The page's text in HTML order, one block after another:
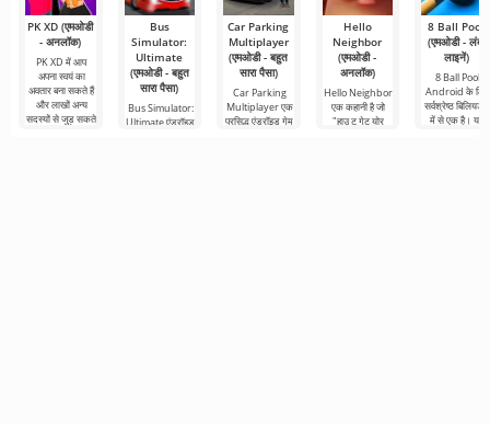
PK XD (एमओडी
- अनलॉक)
PK XD में आप
अपना स्वयं का
अवतार बना सकते हैं
और लाखों अन्य
सदस्यों से जुड़ सकते
Bus
Simulator:
Ultimate
(एमओडी - बहुत
सारा पैसा)
Bus Simulator:
Ultimate एंड्रॉइड
Car Parking
Multiplayer
(एमओडी - बहुत
सारा पैसा)
Car Parking
Multiplayer एक
प्रसिद्ध एंड्रॉइड गेम
Hello
Neighbor
(एमओडी -
अनलॉक)
Hello Neighbor
एक कहानी है जो
"हाउ टू गेट योर
8 Ball Pool
(एमओडी - लंबी
लाइनें)
8 Ball Pool
Android के लिए
सर्वश्रेष्ठ बिलियर्ड्स
में से एक है। यहां